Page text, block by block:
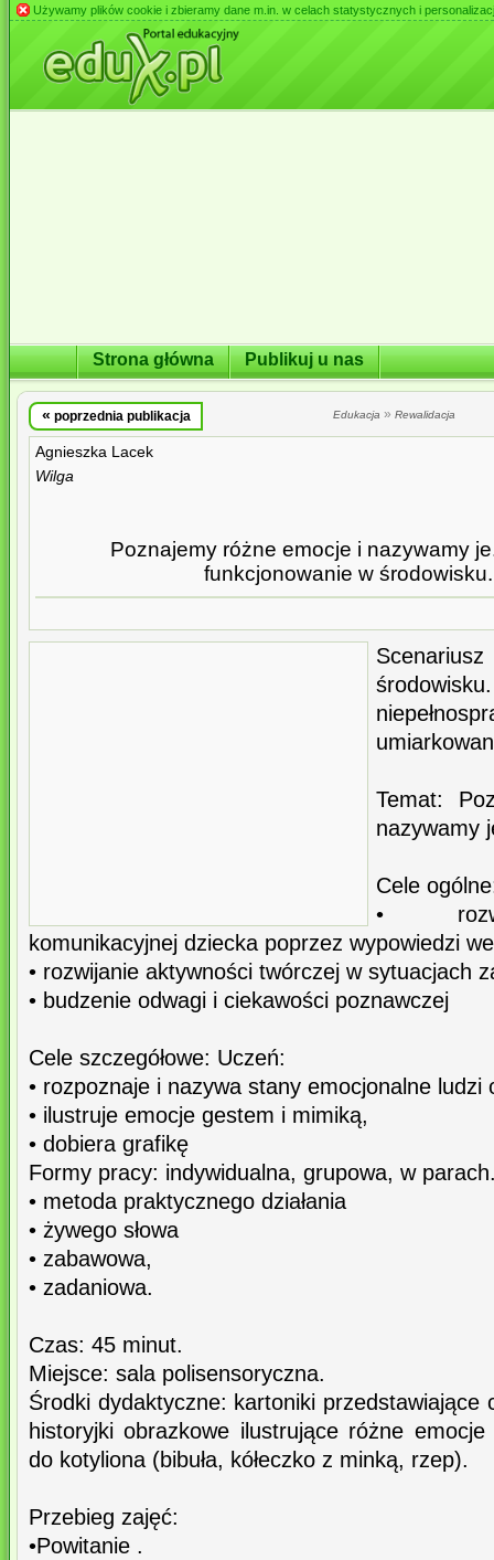
Używamy plików cookie i zbieramy dane m.in. w celach statystycznych i
Strona główna Publikuj u nas
« poprzednia publikacja Edukacja » Rewalidacja
Agnieszka Lacek
Wilga
Poznajemy różne emocje i nazywamy
funkcjonowanie w
Temat:
nazywamy
Cele
•
komunikacyjnej dziecka poprzez wypowiedzi
• rozwijanie aktywności twórczej w sytuacjach
• budzenie odwagi i ciekawości poznawczej
Cele szczegółowe: Uczeń:
• rozpoznaje i nazywa stany emocjonalne ludzi
• ilustruje emocje gestem i mimiką,
• dobiera grafikę
Formy pracy: indywidualna, grupowa, w
• metoda praktycznego działania
• żywego słowa
• zabawowa,
• zadaniowa.
Czas: 45 minut.
Miejsce: sala polisensoryczna.
Środki dydaktyczne: kartoniki przedstawiające
historyjki obrazkowe ilustrujące różne
do kotyliona (bibuła, kółeczko z minką, rzep).
Przebieg zajęć:
•Powitanie .